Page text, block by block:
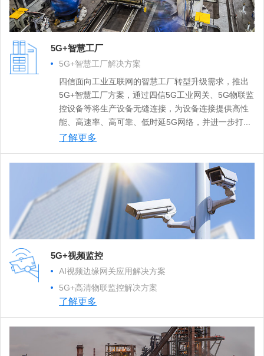
5G+智慧工厂
5G+智慧工厂解决方案
四信面向工业互联网的智慧工厂转型升级需求，推出
5G+智慧工厂方案，通过四信5G工业网关、5G物联监
控设备等将生产设备无缝连接，为设备连接提供高性
能、高速率、高可靠、低时延5G网络，并进一步打...
了解更多
5G+视频监控
AI视频边缘网关应用解决方案
5G+高清物联监控解决方案
了解更多